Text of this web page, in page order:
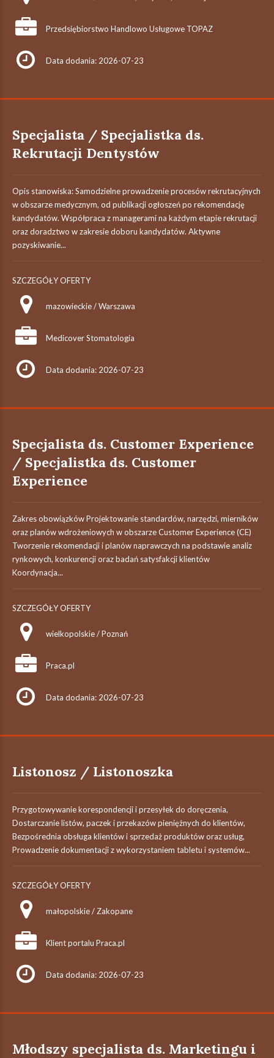
Przedsiębiorstwo Handlowo Usługowe TOPAZ
Data dodania: 2026-07-23
Specjalista / Specjalistka ds.
Rekrutacji Dentystów
Opis stanowiska: Samodzielne prowadzenie procesów rekrutacyjnych
w obszarze medycznym, od publikacji ogłoszeń po rekomendację
kandydatów. Współpraca z managerami na każdym etapie rekrutacji
oraz doradztwo w zakresie doboru kandydatów. Aktywne
pozyskiwanie...
SZCZEGÓŁY OFERTY
mazowieckie / Warszawa
Medicover Stomatologia
Data dodania: 2026-07-23
Specjalista ds. Customer Experience
/ Specjalistka ds. Customer
Experience
Zakres obowiązków Projektowanie standardów, narzędzi, mierników
oraz planów wdrożeniowych w obszarze Customer Experience (CE)
Tworzenie rekomendacji i planów naprawczych na podstawie analiz
rynkowych, konkurencji oraz badań satysfakcji klientów
Koordynacja...
SZCZEGÓŁY OFERTY
wielkopolskie / Poznań
Praca.pl
Data dodania: 2026-07-23
Listonosz / Listonoszka
Przygotowywanie korespondencji i przesyłek do doręczenia,
Dostarczanie listów, paczek i przekazów pieniężnych do klientów,
Bezpośrednia obsługa klientów i sprzedaż produktów oraz usług,
Prowadzenie dokumentacji z wykorzystaniem tabletu i systemów...
SZCZEGÓŁY OFERTY
małopolskie / Zakopane
Klient portalu Praca.pl
Data dodania: 2026-07-23
Młodszy specjalista ds. Marketingu i